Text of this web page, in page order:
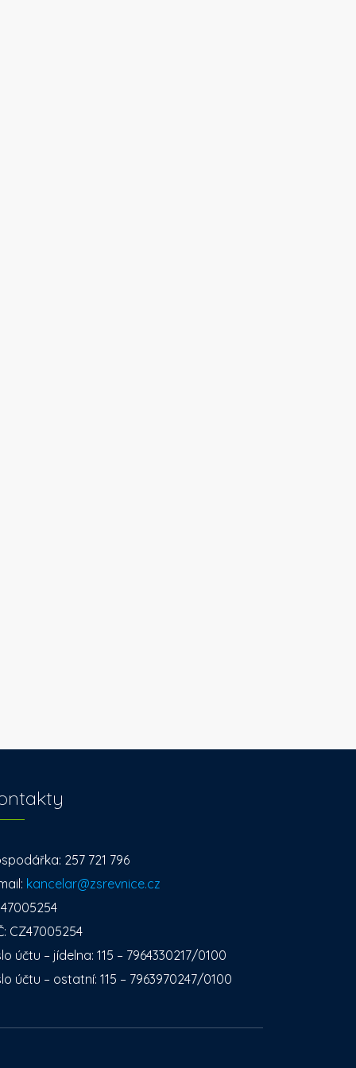
257 721 796
kancelar@zsrevnice.cz
47005254
CZ47005254
účtu – jídelna: 115 – 7964330217/0100
účtu – ostatní: 115 – 7963970247/0100